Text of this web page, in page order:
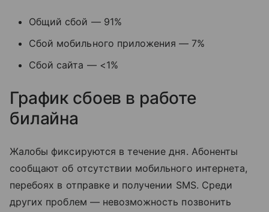
Общий сбой — 91%
Сбой мобильного приложения — 7%
Сбой сайта — <1%
График сбоев в работе
билайна
Жалобы фиксируются в течение дня. Абоненты
сообщают об отсутствии мобильного интернета,
перебоях в отправке и получении SMS. Среди
других проблем — невозможность позвонить